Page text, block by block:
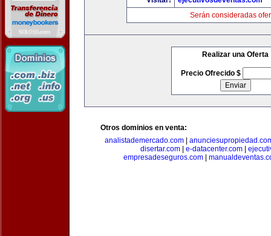
Serán consideradas
Realizar una Oferta
Precio Ofrecido $
Otros dominios en venta:
analistademercado.com
disertar.com| e-datacenter.com|
empresadeseguros.com